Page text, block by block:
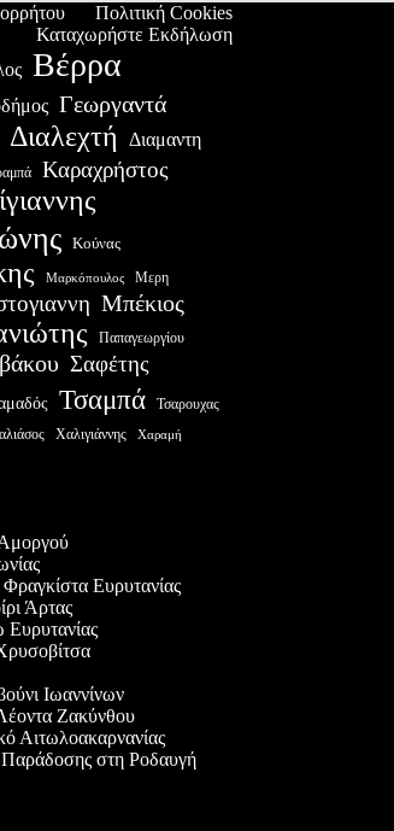
Πολιτική Cookies
Καταχωρήστε Εκδήλωση
Βέρρα
Γεωργαντά
Διαλεχτή Διαμαντη
Καραχρήστος
Κούνας
Μαρκόπουλος Μερη
Μπέκιος
Παπαγεωργίου
Σαφέτης
Τσαμπά Τσαρουχας
Χαλιγιάννης Χαραμή
Ευρυτανίας
Άρτας
Ιωαννίνων
Ζακύνθου
Αιτωλοακαρνανίας
στη Ροδαυγή